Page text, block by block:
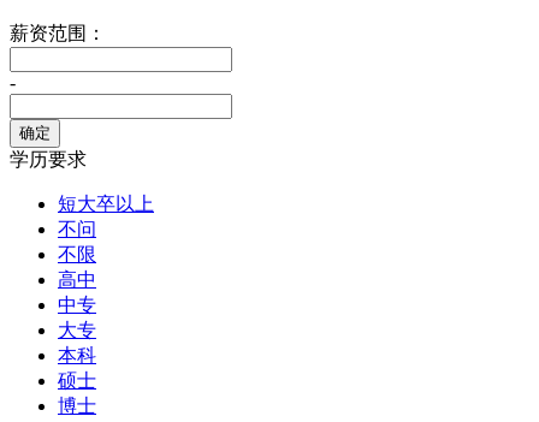
薪资范围：
-
学历要求
短大卒以上
不问
不限
高中
中专
大专
本科
硕士
博士